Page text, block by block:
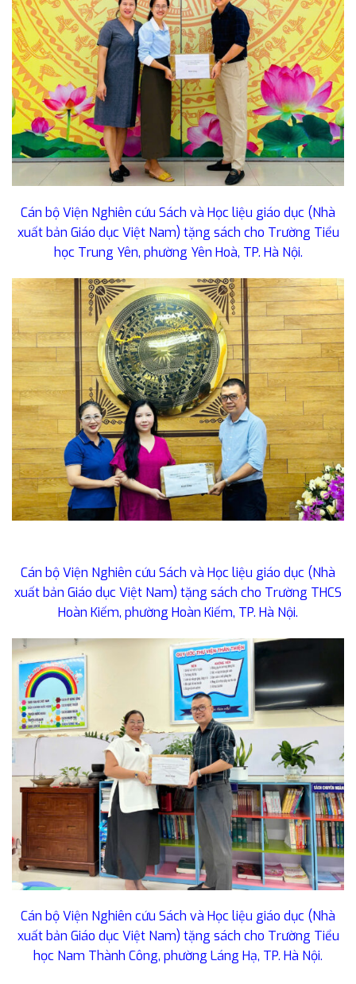
Cán bộ Viện Nghiên cứu Sách và Học liệu giáo dục (Nhà
xuất bản Giáo dục Việt Nam) tặng sách cho Trường Tiểu
học Trung Yên, phường Yên Hoà, TP. Hà Nội.
Cán bộ Viện Nghiên cứu Sách và Học liệu giáo dục (Nhà
xuất bản Giáo dục Việt Nam) tặng sách cho Trường THCS
Hoàn Kiếm, phường Hoàn Kiếm, TP. Hà Nội.
Cán bộ Viện Nghiên cứu Sách và Học liệu giáo dục (Nhà
xuất bản Giáo dục Việt Nam) tặng sách cho Trường Tiểu
học Nam Thành Công, phường Láng Hạ, TP. Hà Nội.